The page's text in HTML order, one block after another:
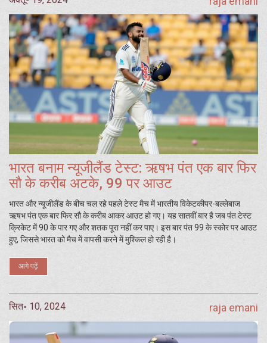
भारत बनाम न्यूजीलैंड टेस्ट: ऋषभ पंत एक बार फिर
सौ के करीब अटके, 99 पर आउट
भारत और न्यूजीलैंड के बीच चल रहे पहले टेस्ट मैच में भारतीय विकेटकीपर-बल्लेबाज
ऋषभ पंत एक बार फिर सौ के करीब आकर आउट हो गए। यह सातवीं बार है जब पंत टेस्ट
क्रिकेट में 90 के पार गए और शतक पूरा नहीं कर पाए। इस बार पंत 99 के स्कोर पर आउट
हुए, जिससे भारत को मैच में वापसी करने में मुश्किल हो रही है।
आगे पढ़ें
सित॰ 10, 2024 raja emani